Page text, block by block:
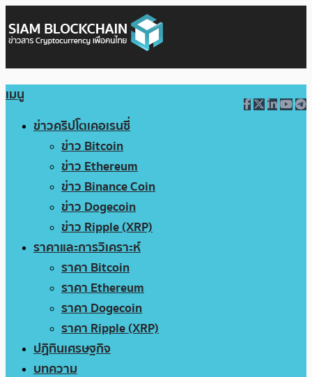
เมนู
ข่าวคริปโตเคอเรนซี่
ข่าว Bitcoin
ข่าว Ethereum
ข่าว Binance Coin
ข่าว Dogecoin
ข่าว Ripple (XRP)
ราคาและการวิเคราะห์
ราคา Bitcoin
ราคา Ethereum
ราคา Dogecoin
ราคา Ripple (XRP)
ปฏิทินเศรษฐกิจ
บทความ